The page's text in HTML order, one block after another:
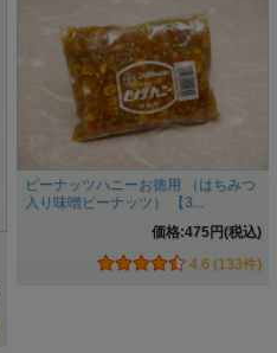
ピーナッツハニーお徳用 （はちみつ
入り味噌ピーナッツ） 【3...
価格:475円(税込)
4.6 (133件)